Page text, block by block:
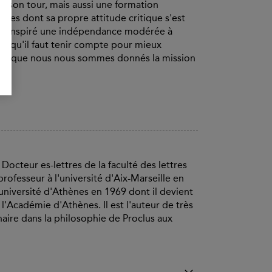
son tour, mais aussi une formation
dont sa propre attitude critique s'est
inspiré une indépendance modérée à
qu'il faut tenir compte pour mieux
que nous nous sommes donnés la mission
es-lettres de la faculté des lettres
à l'université d'Aix-Marseille en
d'Athènes en 1969 dont il devient
d'Athènes. Il est l'auteur de très
dans la philosophie de Proclus aux